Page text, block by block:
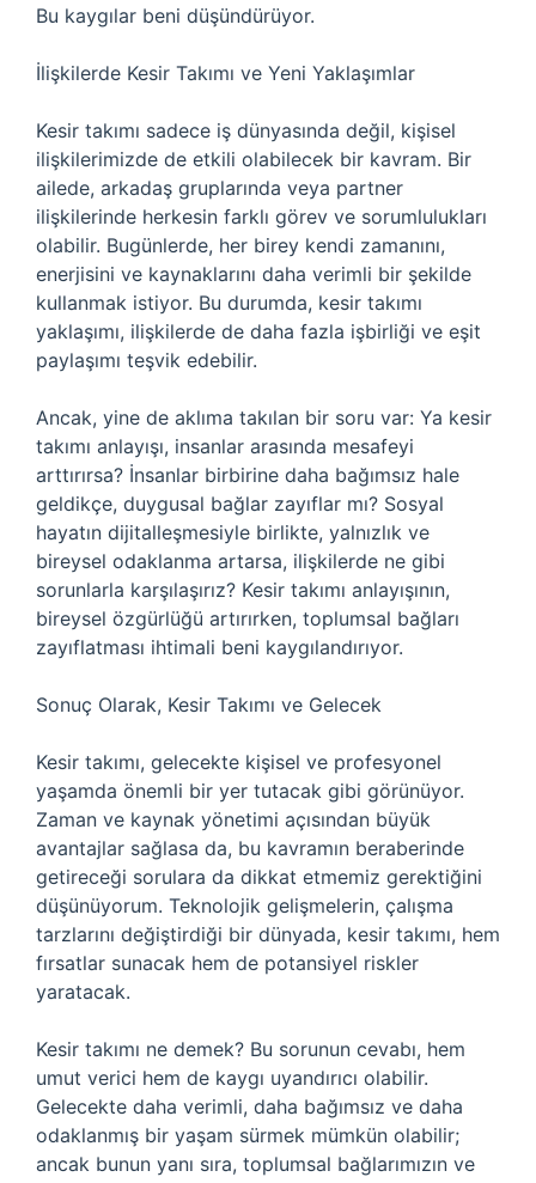
Bu kaygılar beni düşündürüyor.
İlişkilerde Kesir Takımı ve Yeni Yaklaşımlar
Kesir takımı sadece iş dünyasında değil, kişisel
ilişkilerimizde de etkili olabilecek bir kavram. Bir
ailede, arkadaş gruplarında veya partner
ilişkilerinde herkesin farklı görev ve sorumlulukları
olabilir. Bugünlerde, her birey kendi zamanını,
enerjisini ve kaynaklarını daha verimli bir şekilde
kullanmak istiyor. Bu durumda, kesir takımı
yaklaşımı, ilişkilerde de daha fazla işbirliği ve eşit
paylaşımı teşvik edebilir.
Ancak, yine de aklıma takılan bir soru var: Ya kesir
takımı anlayışı, insanlar arasında mesafeyi
arttırırsa? İnsanlar birbirine daha bağımsız hale
geldikçe, duygusal bağlar zayıflar mı? Sosyal
hayatın dijitalleşmesiyle birlikte, yalnızlık ve
bireysel odaklanma artarsa, ilişkilerde ne gibi
sorunlarla karşılaşırız? Kesir takımı anlayışının,
bireysel özgürlüğü artırırken, toplumsal bağları
zayıflatması ihtimali beni kaygılandırıyor.
Sonuç Olarak, Kesir Takımı ve Gelecek
Kesir takımı, gelecekte kişisel ve profesyonel
yaşamda önemli bir yer tutacak gibi görünüyor.
Zaman ve kaynak yönetimi açısından büyük
avantajlar sağlasa da, bu kavramın beraberinde
getireceği sorulara da dikkat etmemiz gerektiğini
düşünüyorum. Teknolojik gelişmelerin, çalışma
tarzlarını değiştirdiği bir dünyada, kesir takımı, hem
fırsatlar sunacak hem de potansiyel riskler
yaratacak.
Kesir takımı ne demek? Bu sorunun cevabı, hem
umut verici hem de kaygı uyandırıcı olabilir.
Gelecekte daha verimli, daha bağımsız ve daha
odaklanmış bir yaşam sürmek mümkün olabilir;
ancak bunun yanı sıra, toplumsal bağlarımızın ve